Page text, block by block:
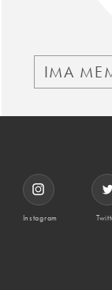
IMA
Instagram